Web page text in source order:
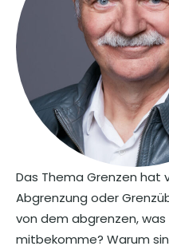
Das Thema Grenzen hat
Abgrenzung oder
von dem abgrenzen, was
mitbekomme? Warum